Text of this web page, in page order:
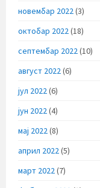
новембар 2022(3)
октобар 2022(18)
септембар 2022(10)
август 2022(6)
јул 2022(6)
јун 2022(4)
мај 2022(8)
април 2022(5)
март 2022(7)